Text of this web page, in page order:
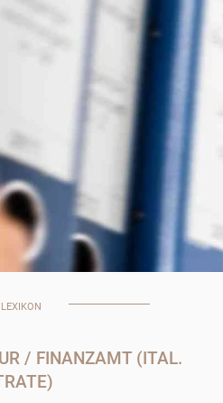
LEXIKON
/ FINANZAMT (ITAL.